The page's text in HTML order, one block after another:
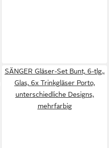
SÄNGER Gläser-Set Bunt, 6-tlg.,
Glas, 6x Trinkgläser Porto,
unterschiedliche Designs,
mehrfarbig